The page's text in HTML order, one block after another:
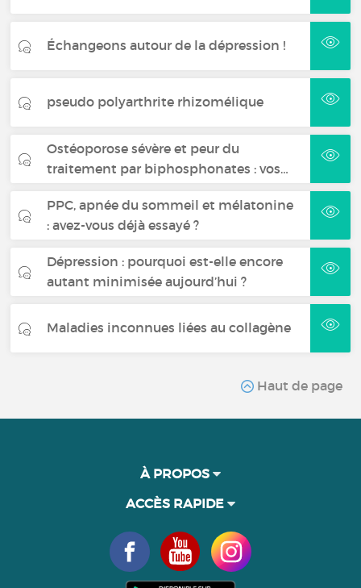
Échangeons autour de la dépression !
pseudo polyarthrite rhizomélique
Ostéoporose sévère et peur du
traitement par biphosphonates : vos…
PPC, apnée du sommeil et mélatonine
: avez-vous déjà essayé ?
Dépression : pourquoi est-elle encore
autant minimisée aujourd’hui ?
Maladies inconnues liées au collagène
Haut de page
À PROPOS
ACCÈS RAPIDE